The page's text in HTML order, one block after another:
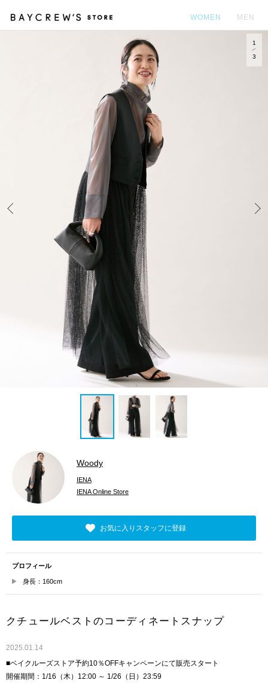
WOMEN MEN
1
3
Woody
IENA
IENA Online Store
お気に入りスタッフに登録
プロフィール
身長：160cm
クチュールベストのコーディネートスナップ
2025.01.14
■ベイクルーズストア予約10％OFFキャンペーンにて販売スタート
開催期間：1/16（木）12:00 ～ 1/26（日）23:59